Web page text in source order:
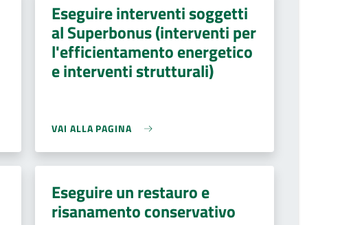
Eseguire interventi soggetti
al Superbonus (interventi per
l'efficientamento energetico
e interventi strutturali)
VAI ALLA PAGINA
Eseguire un restauro e
risanamento conservativo